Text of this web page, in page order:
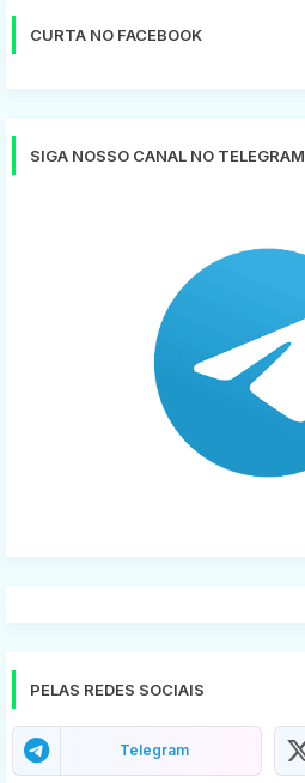
CURTA NO FACEBOOK
SIGA NOSSO CANAL NO TELEGRAM
PELAS REDES SOCIAIS
Telegram